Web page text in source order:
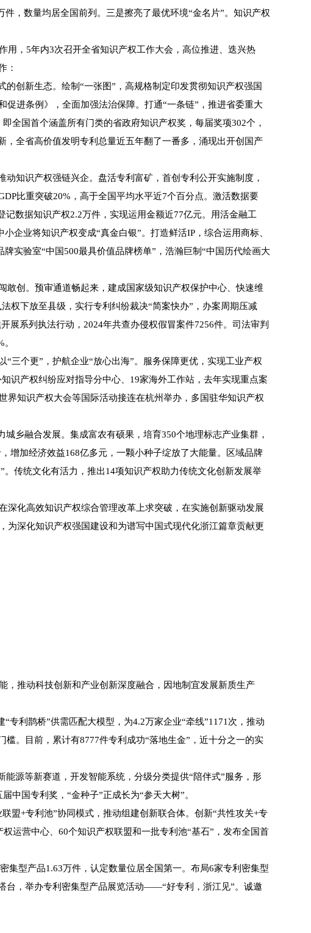
，数量均居全国前列。三是擦亮了最优环境“金名片”。知识产权
，5年内3次召开全省知识产权工作大会，高位推进、迭兴热
：
创新生态。绘制“一张图”，高规格制定印发贯彻知识产权强国
进条例》，全面加强法治保障。打通“一条链”，推进省委重大
国首个涵盖所有门类的省政府知识产权奖，每届奖项302个，
，全省高价值发明专利总量近五年翻了一番多，涌现出开创国产
知识产权强链兴企。盘活专利富矿，首创专利公开实施制度，
比重突破20%，高于全国平均水平近7个百分点。激活数据要
数据知识产权2.2万件，实现运用金额近77亿元。用活金融工
企业将知识产权变成“真金白银”。打造鲜活IP，综合运用商标、
实验室“中国500最具价值品牌榜单”，浩瀚巨制“中国历代绘画大
创。预审通道畅起来，建成国家级知识产权保护中心、快速维
权下放至县级，实行专利纠纷裁决“简案快办”，办案周期压减
展系列执法行动，2024年共查办侵权假冒案件7256件。司法审判
个更”，护航企业“放心出海”。服务保障更优，实现工业产权
识产权纠纷应对指导分中心、19家海外工作站，去年实现重点案
界知识产权大会等国际活动接连在杭州举办，多国驻华知识产权
乡融合发展。集成富农有硕果，培育350个地理标志产业集群，
增加经济效益168亿多元，一颗小种子绽放了大能量。区域品牌
传统文化有活力，推出14项知识产权助力传统文化创新发展举
化高效知识产权综合管理改革上求突破，在实施创新驱动发展
深化知识产权强国建设和为谱写中国式现代化浙江篇章贡献更
推动科技创新和产业创新深度融合，因地制宜发展新质生产
利鹊桥”供需匹配大模型，为4.2万家企业“牵线”1171次，推动
。目前，累计有8777件专利成功“落地生金”，近十分之一的实
源等新赛道，开发智能系统，分级分类提供“陪伴式”服务，形
中国专利奖，“金种子”正成长为“参天大树”。
+专利池”协同模式，推动组建创新联合体。创新“共性攻关+专
运营中心、60个知识产权联盟和一批专利池“基石”，发布全国首
型产品1.63万件，认定数量位居全国第一。布局6家专利密集型
台，举办专利密集型产品展览活动——“好专利，浙江见”。诚邀